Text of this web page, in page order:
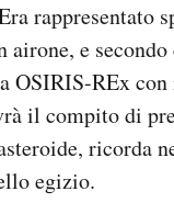
rappresentato
airone, e
OSIRIS-REx
il compito di
ricorda
egizio.